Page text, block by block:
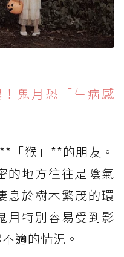
鬼月恐「生病感
「猴」**的朋友。
的地方往往是陰氣
息於樹木繁茂的環
月特別容易受到影
適的情況。